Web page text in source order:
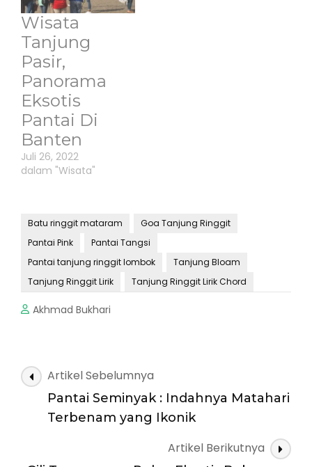
Wisata
Tanjung
Pasir,
Panorama
Eksotis
Pantai Di
Banten
Juli 26, 2022
dalam "Wisata"
Batu ringgit mataram
Goa Tanjung Ringgit
Pantai Pink
Pantai Tangsi
Pantai tanjung ringgit lombok
Tanjung Bloam
Tanjung Ringgit Lirik
Tanjung Ringgit Lirik Chord
Akhmad Bukhari
Navigasi
Artikel
Artikel Sebelumnya
Pantai Seminyak : Indahnya Matahari
Terbenam yang Ikonik
Artikel Berikutnya